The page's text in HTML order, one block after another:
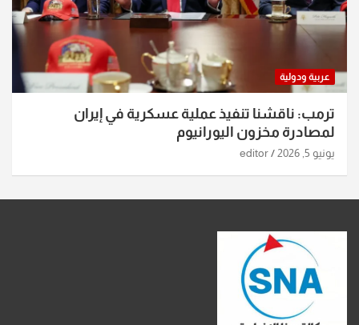
عربية ودولية
ترمب: ناقشنا تنفيذ عملية عسكرية في إيران
لمصادرة مخزون اليورانيوم
يونيو 5, 2026 editor